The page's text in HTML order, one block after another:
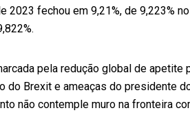
2023 fechou em 9,21%, de 9,223%
pela redução global de
do Brexit e ameaças do presidente
não contemple muro na fronteira